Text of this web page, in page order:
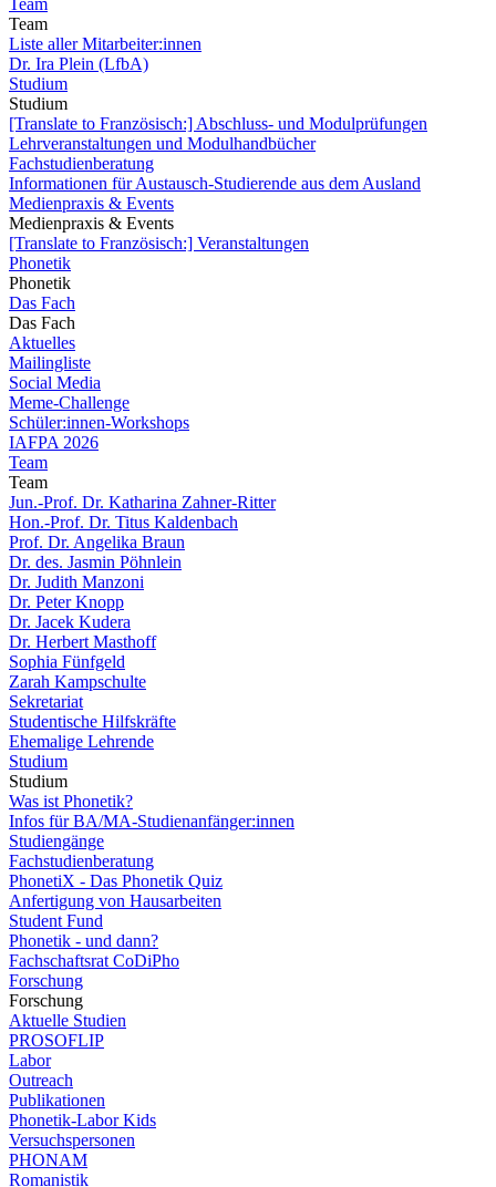
Team
Team
Liste aller Mitarbeiter:innen
Dr. Ira Plein (LfbA)
Studium
Studium
[Translate to Französisch:] Abschluss- und Modulprüfungen
Lehrveranstaltungen und Modulhandbücher
Fachstudienberatung
Informationen für Austausch-Studierende aus dem Ausland
Medienpraxis & Events
Medienpraxis & Events
[Translate to Französisch:] Veranstaltungen
Phonetik
Phonetik
Das Fach
Das Fach
Aktuelles
Mailingliste
Social Media
Meme-Challenge
Schüler:innen-Workshops
IAFPA 2026
Team
Team
Jun.-Prof. Dr. Katharina Zahner-Ritter
Hon.-Prof. Dr. Titus Kaldenbach
Prof. Dr. Angelika Braun
Dr. des. Jasmin Pöhnlein
Dr. Judith Manzoni
Dr. Peter Knopp
Dr. Jacek Kudera
Dr. Herbert Masthoff
Sophia Fünfgeld
Zarah Kampschulte
Sekretariat
Studentische Hilfskräfte
Ehemalige Lehrende
Studium
Studium
Was ist Phonetik?
Infos für BA/MA-Studienanfänger:innen
Studiengänge
Fachstudienberatung
PhonetiX - Das Phonetik Quiz
Anfertigung von Hausarbeiten
Student Fund
Phonetik - und dann?
Fachschaftsrat CoDiPho
Forschung
Forschung
Aktuelle Studien
PROSOFLIP
Labor
Outreach
Publikationen
Phonetik-Labor Kids
Versuchspersonen
PHONAM
Romanistik